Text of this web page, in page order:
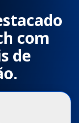
com
de